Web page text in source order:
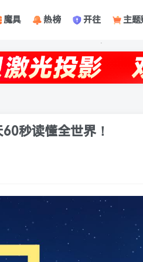
魔具 热榜 开往 主题
秒读懂全世界！